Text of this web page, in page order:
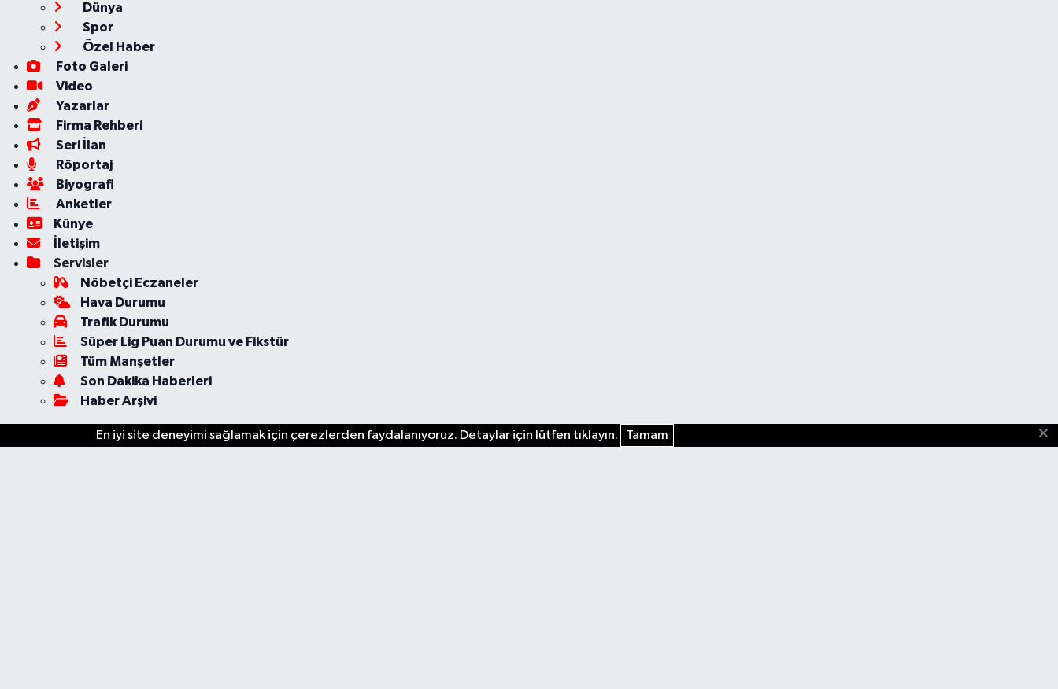
Dünya
Spor
Özel Haber
Foto Galeri
Video
Yazarlar
Firma Rehberi
Seri İlan
Röportaj
Biyografi
Anketler
Künye
İletişim
Servisler
Nöbetçi Eczaneler
Hava Durumu
Trafik Durumu
Süper Lig Puan Durumu ve Fikstür
Tüm Manşetler
Son Dakika Haberleri
Haber Arşivi
En iyi site deneyimi sağlamak için çerezlerden faydalanıyoruz. Detaylar için lütfen tıklayın. Tamam